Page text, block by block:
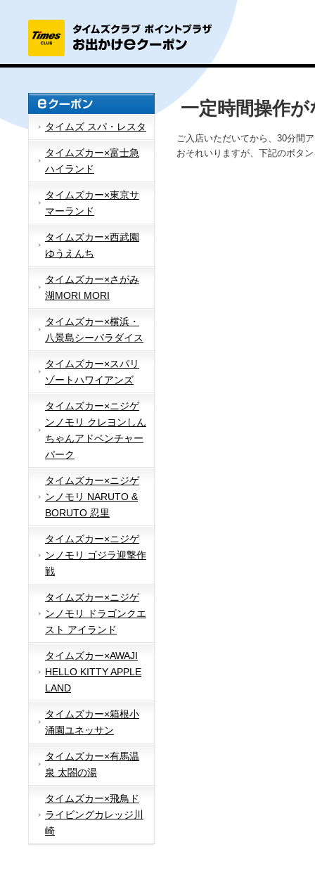
タイムズ スパ・レスタ
タイムズカー×富士急
ハイランド
タイムズカー×東京サ
マーランド
タイムズカー×西武園
ゆうえんち
タイムズカー×さがみ
湖MORI MORI
タイムズカー×横浜・
八景島シーパラダイス
タイムズカー×スパリ
ゾートハワイアンズ
タイムズカー×ニジゲ
ンノモリ クレヨンしん
ちゃんアドベンチャー
パーク
タイムズカー×ニジゲ
ンノモリ NARUTO &
BORUTO 忍里
タイムズカー×ニジゲ
ンノモリ ゴジラ迎撃作
戦
タイムズカー×ニジゲ
ンノモリ ドラゴンクエ
スト アイランド
タイムズカー×AWAJI
HELLO KITTY APPLE
LAND
タイムズカー×箱根小
涌園ユネッサン
タイムズカー×有馬温
泉 太閤の湯
タイムズカー×飛鳥ド
ライビングカレッジ川
崎
一定時間操作
ご入店いただいてから、30分間
おそれいりますが、下記のボタ